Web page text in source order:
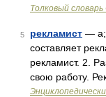
Толковый
5 рекламист — а;
составляет
рекламист. 2.
свою работу.